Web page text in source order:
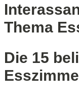
Thema
Die 15